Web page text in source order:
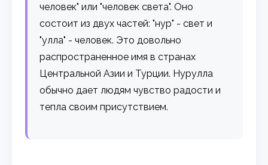
человек" или "человек света". Оно
состоит из двух частей: "нур" - свет и
"улла" - человек. Это довольно
распространенное имя в странах
Центральной Азии и Турции. Нурулла
обычно дает людям чувство радости и
тепла своим присутствием.